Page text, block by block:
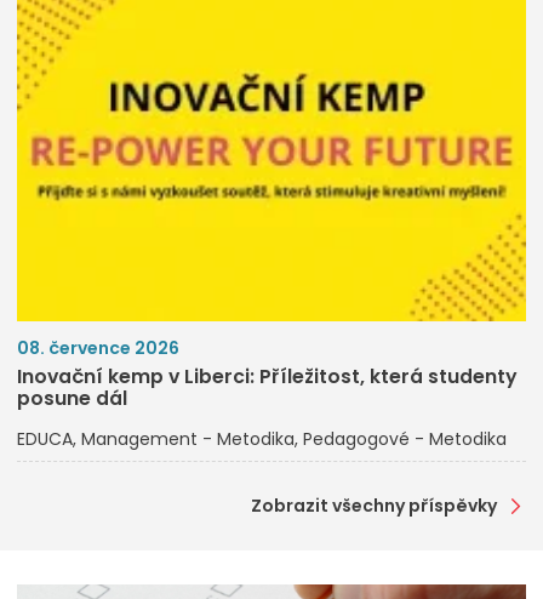
08. července 2026
Inovační kemp v Liberci: Příležitost, která studenty
posune dál
EDUCA Management - Metodika Pedagogové - Metodika
Zobrazit všechny příspěvky